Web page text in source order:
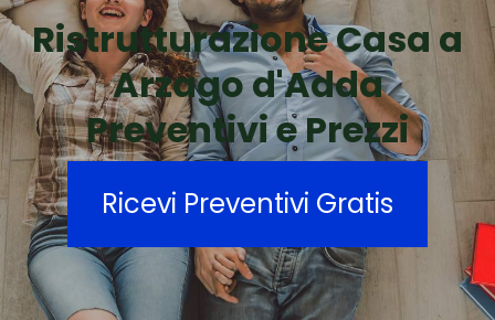
Ristrutturazione Casa a
Arzago d'Adda
Preventivi e Prezzi
Ricevi Preventivi Gratis